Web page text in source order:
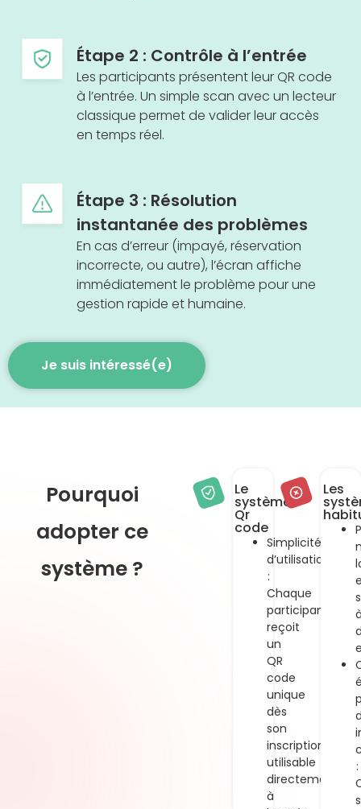
Étape 2 : Contrôle à l’entrée
Les participants présentent leur QR code
à l’entrée. Un simple scan avec un lecteur
classique permet de valider leur accès
en temps réel.
Étape 3 : Résolution
instantanée des problèmes
En cas d’erreur (impayé, réservation
incorrecte, ou autre), l’écran affiche
immédiatement le problème pour une
gestion rapide et humaine.
Je suis intéressé(e)
Pourquoi
adopter ce
système ?
Le
système
Qr
code
Simplicité
d’utilisation
:
Chaque
participant
reçoit
un
QR
code
unique
dès
son
inscription,
utilisable
directement
à
Les
: